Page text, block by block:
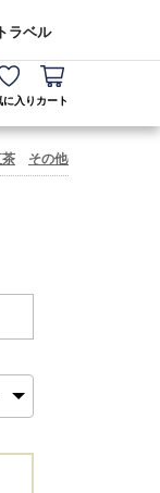
ラベル
に入り カート
その他の飲料